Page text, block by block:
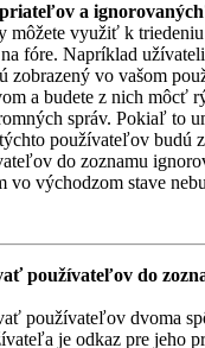
a
môžete využiť k
fóre. Napríklad
zobrazený vo vašom
a budete z nich môcť
správ. Pokiaľ to
používateľov budú
do zoznamu
vo východzom stave
používateľov do
používateľov dvoma
je odkaz pre jeho